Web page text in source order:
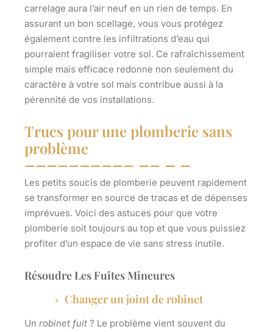
carrelage aura l’air neuf en un rien de temps. En
assurant un bon scellage, vous vous protégez
également contre les infiltrations d’eau qui
pourraient fragiliser votre sol. Ce rafraîchissement
simple mais efficace redonne non seulement du
caractère à votre sol mais contribue aussi à la
pérennité de vos installations.
Trucs pour une plomberie sans
problème
Les petits soucis de plomberie peuvent rapidement
se transformer en source de tracas et de dépenses
imprévues. Voici des astuces pour que votre
plomberie soit toujours au top et que vous puissiez
profiter d’un espace de vie sans stress inutile.
Résoudre Les Fuites Mineures
Changer un joint de robinet
Un robinet fuit ? Le problème vient souvent du